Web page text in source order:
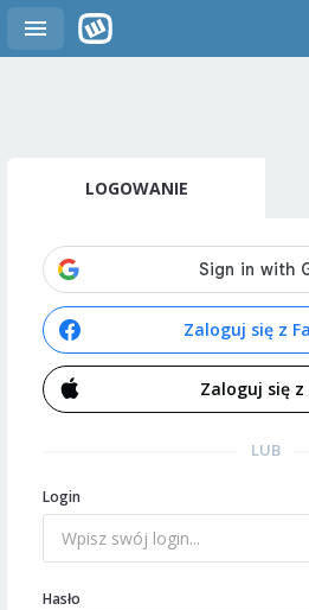
LOGOWANIE
Zaloguj się z
Zaloguj się z
LUB
Login
Hasło